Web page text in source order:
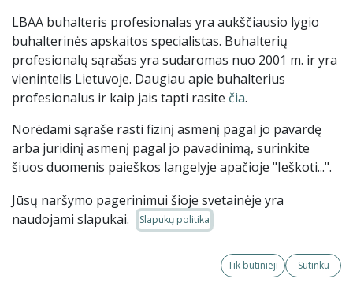
LBAA buhalteris profesionalas yra aukščiausio lygio
buhalterinės apskaitos specialistas. Buhalterių
profesionalų sąrašas yra sudaromas nuo 2001 m. ir yra
vienintelis Lietuvoje. Daugiau apie buhalterius
profesionalus ir kaip jais tapti rasite čia.
Norėdami sąraše rasti fizinį asmenį pagal jo pavardę
arba juridinį asmenį pagal jo pavadinimą, surinkite
šiuos duomenis paieškos langelyje apačioje "Ieškoti...".
Jūsų naršymo pagerinimui šioje svetainėje yra
naudojami slapukai.
Slapukų politika
Tik būtinieji Sutinku